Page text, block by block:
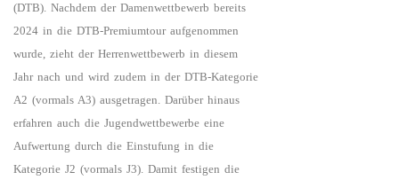
(DTB). Nachdem der Damenwettbewerb bereits
2024 in die DTB-Premiumtour aufgenommen
wurde, zieht der Herrenwettbewerb in diesem
Jahr nach und wird zudem in der DTB-Kategorie
A2 (vormals A3) ausgetragen. Darüber hinaus
erfahren auch die Jugendwettbewerbe eine
Aufwertung durch die Einstufung in die
Kategorie J2 (vormals J3). Damit festigen die